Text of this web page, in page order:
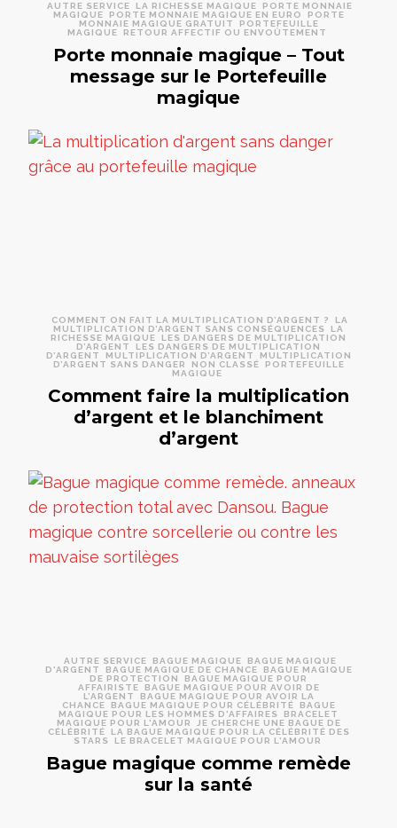
AUTRE SERVICE LA RICHESSE MAGIQUE
PORTE MONNAIE
MAGIQUE
PORTE MONNAIE MAGIQUE EN EURO
PORTE
MONNAIE MAGIQUE GRATUIT
PORTEFEUILLE
MAGIQUE
RETOUR AFFECTIF OU ENVOÛTEMENT
Porte monnaie magique – Tout
message sur le Portefeuille
magique
COMMENT ON FAIT LA MULTIPLICATION D’ARGENT ?
LA
MULTIPLICATION D’ARGENT SANS CONSÉQUENCES
LA
RICHESSE MAGIQUE
LES DANGERS DE MULTIPLICATION
D’ARGENT
LES DANGERS DE MULTIPLICATION
D’ARGENT
MULTIPLICATION D’ARGENT
MULTIPLICATION
D’ARGENT SANS DANGER
NON CLASSÉ
PORTEFEUILLE
MAGIQUE
Comment faire la multiplication
d’argent et le blanchiment
d’argent
AUTRE SERVICE BAGUE MAGIQUE
BAGUE MAGIQUE
D'ARGENT
BAGUE MAGIQUE DE CHANCE
BAGUE MAGIQUE
DE PROTECTION
BAGUE MAGIQUE POUR
AFFAIRISTE
BAGUE MAGIQUE POUR AVOIR DE
L’ARGENT
BAGUE MAGIQUE POUR AVOIR LA
CHANCE
BAGUE MAGIQUE POUR CÉLÉBRITÉ
BAGUE
MAGIQUE POUR LES HOMMES D'AFFAIRES
BRACELET
MAGIQUE POUR L'AMOUR
JE CHERCHE UNE BAGUE DE
CÉLÉBRITÉ
LA BAGUE MAGIQUE POUR LA CÉLÉBRITÉ DES
STARS
LE BRACELET MAGIQUE POUR L'AMOUR
Bague magique comme remède
sur la santé